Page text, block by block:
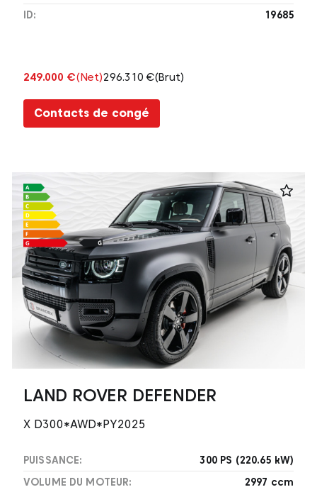
ID:
19685
249.000 €(Net)296.310 €(Brut)
Contacts de congé
LAND ROVER DEFENDER
X D300*AWD*PY2025
PUISSANCE:
300 PS (220.65 kW)
VOLUME DU MOTEUR:
2997 ccm